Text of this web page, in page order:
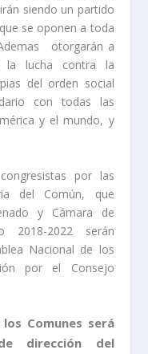
siendo un partido
se oponen a toda
otorgarán a
lucha contra la
del orden social
con todas las
y el mundo, y
por las
del Común, que
y Cámara de
2018-2022 serán
Nacional de los
por el Consejo
Comunes será
dirección del